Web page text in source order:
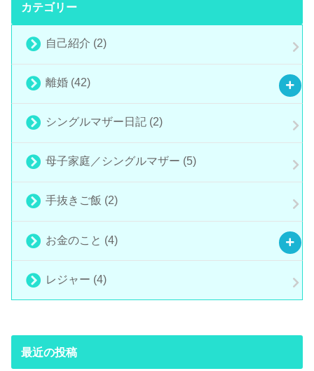
カテゴリー
自己紹介 (2)
離婚 (42)
シングルマザー日記 (2)
母子家庭／シングルマザー (5)
手抜きご飯 (2)
お金のこと (4)
レジャー (4)
最近の投稿